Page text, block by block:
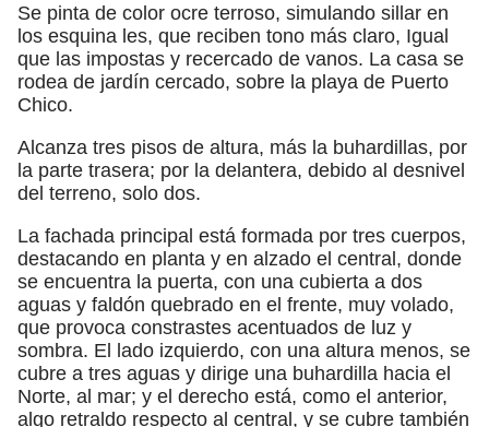
Se pinta de color ocre terroso, simulando sillar en
los esquina les, que reciben tono más claro, Igual
que las impostas y recercado de vanos. La casa se
rodea de jardín cercado, sobre la playa de Puerto
Chico.
Alcanza tres pisos de altura, más la buhardillas, por
la parte trasera; por la delantera, debido al desnivel
del terreno, solo dos.
La fachada principal está formada por tres cuerpos,
destacando en planta y en alzado el central, donde
se encuentra la puerta, con una cubierta a dos
aguas y faldón quebrado en el frente, muy volado,
que provoca constrastes acentuados de luz y
sombra. El lado izquierdo, con una altura menos, se
cubre a tres aguas y dirige una buhardilla hacia el
Norte, al mar; y el derecho está, como el anterior,
algo retraldo respecto al central, y se cubre también